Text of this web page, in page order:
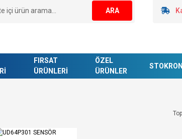
ARA
FIRSAT
ÜRÜNLERİ
ÖZEL
ÜRÜNLER